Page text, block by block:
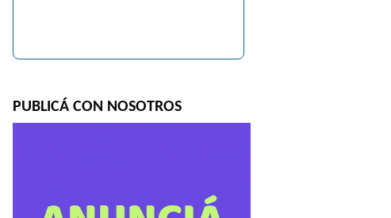
PUBLICÁ CON NOSOTROS